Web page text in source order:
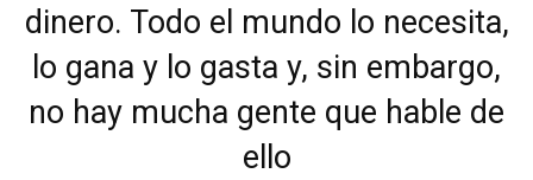
dinero. Todo el mundo lo necesita,
lo gana y lo gasta y, sin embargo,
no hay mucha gente que hable de
ello